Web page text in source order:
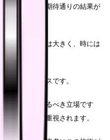
て、必ずしも期待通りの結果が
ションの負担は大きく、時には
あります。
関するストレスです。
最優先に考えるべき立場です
売上目標も重視されます。